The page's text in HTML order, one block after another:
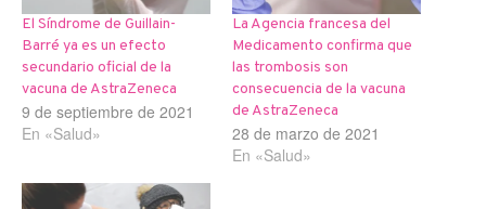
El Síndrome de Guillain-
Barré ya es un efecto
secundario oficial de la
vacuna de AstraZeneca
9 de septiembre de 2021
En «Salud»
La Agencia francesa del
Medicamento confirma que
las trombosis son
consecuencia de la vacuna
de AstraZeneca
28 de marzo de 2021
En «Salud»